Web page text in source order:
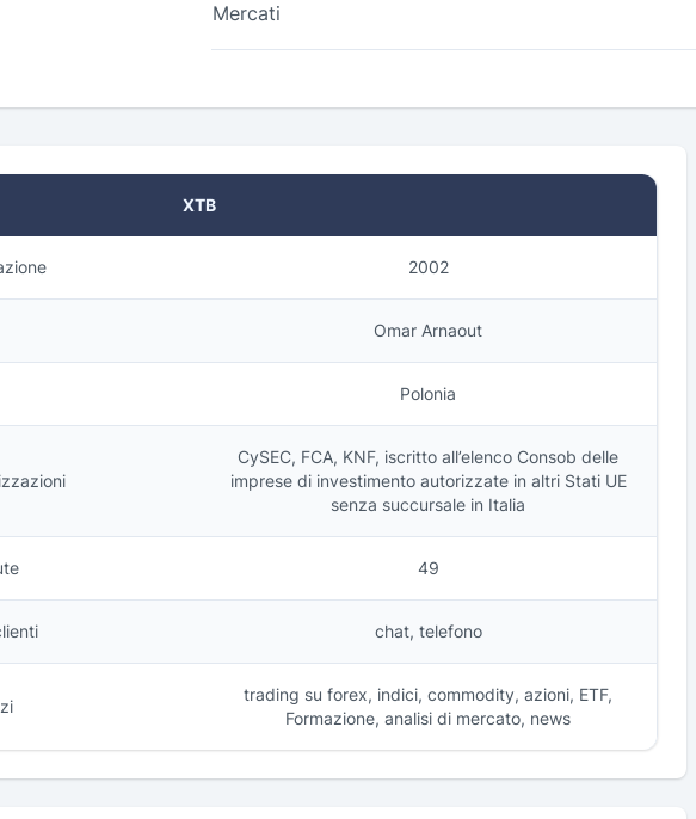
Mercati
XTB
2002
Omar Arnaout
Polonia
CySEC, FCA, KNF, iscritto all’elenco Consob delle
imprese di investimento autorizzate in altri Stati UE
senza succursale in Italia
49
chat, telefono
trading su forex, indici, commodity, azioni, ETF,
Formazione, analisi di mercato, news